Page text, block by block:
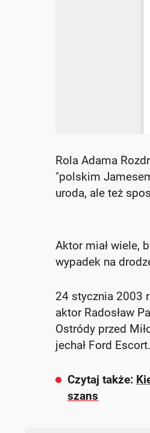
Rola Adama
"polskim
uroda, ale też
Aktor miał wiele,
wypadek na
24 stycznia 2003
aktor Radosław
Ostródy przed
jechał Ford
Czytaj także:
szans